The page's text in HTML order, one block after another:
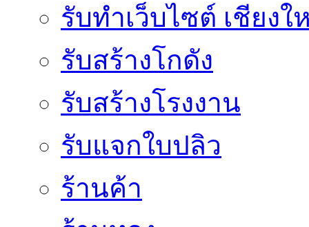
รับทำเว็บไซต์ เชียงใ
รับสร้างโกดัง
รับสร้างโรงงาน
รับแจกใบปลิว
ร้านค้า